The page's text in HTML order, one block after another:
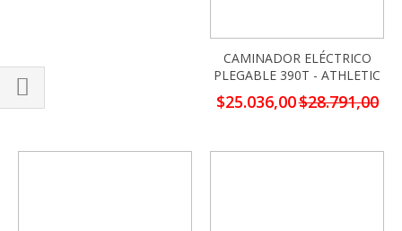
CAMINADOR ELÉCTRICO
PLEGABLE 390T - ATHLETIC
Precio
especial
$25.036,00$28.791,00
Comprar